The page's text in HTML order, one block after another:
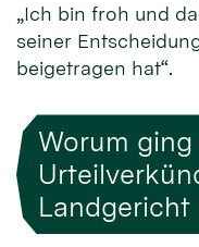
„Ich bin froh und
seiner
beigetragen hat“.
Worum
Landgericht